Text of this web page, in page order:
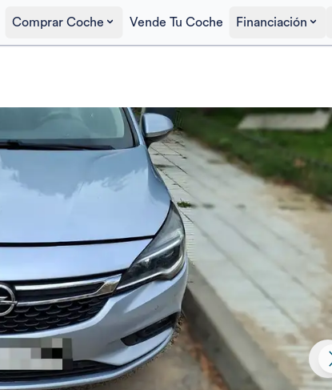
Comprar Coche Vende Tu Coche Financiación